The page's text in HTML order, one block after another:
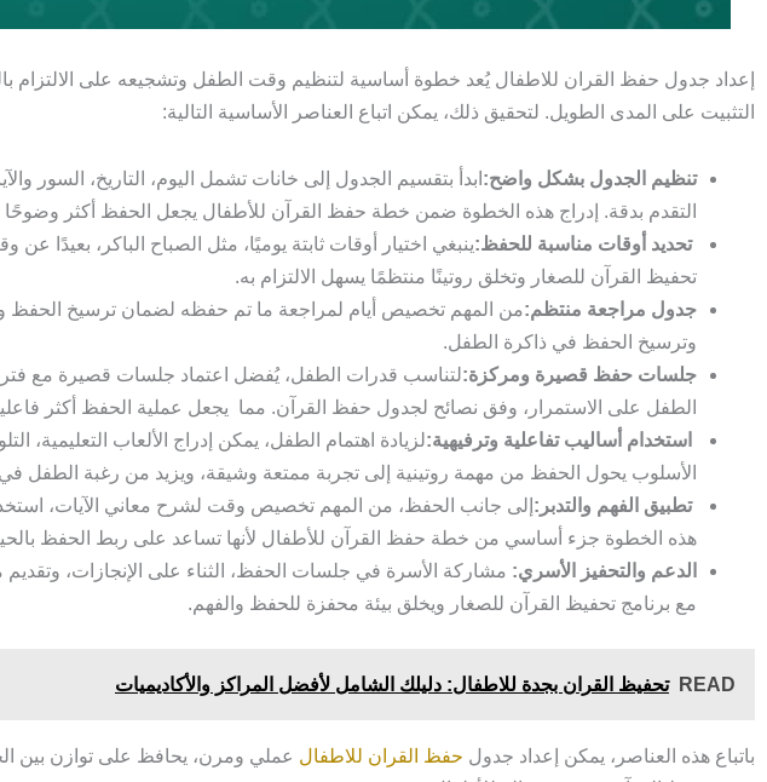
إعداد جدول حفظ القران للاطفال يُعد خطوة أساسية لتنظيم وقت الطفل وتشجيعه على الالتزام
التثبيت على المدى الطويل. لتحقيق ذلك، يمكن اتباع العناصر الأساسية التالية:
تنظيم الجدول بشكل واضح: ابدأ بتقسيم الجدول إلى خانات تشمل اليوم، التاريخ، السور
التقدم بدقة. إدراج هذه الخطوة ضمن خطة حفظ القرآن للأطفال يجعل الحفظ أكثر وضوحًا
تحديد أوقات مناسبة للحفظ:ينبغي اختيار أوقات ثابتة يوميًا، مثل الصباح الباكر،
تحفيظ القرآن للصغار وتخلق روتينًا منتظمًا يسهل الالتزام به.
جدول مراجعة منتظم:من المهم تخصيص أيام لمراجعة ما تم حفظه لضمان ترسيخ الحفظ
وترسيخ الحفظ في ذاكرة الطفل.
جلسات حفظ قصيرة ومركزة:لتناسب قدرات الطفل، يُفضل اعتماد جلسات قصيرة مع
الطفل على الاستمرار، وفق نصائح لجدول حفظ القرآن. مما يجعل عملية الحفظ أكثر
استخدام أساليب تفاعلية وترفيهية:لزيادة اهتمام الطفل، يمكن إدراج الألعاب
الأسلوب يحول الحفظ من مهمة روتينية إلى تجربة ممتعة وشيقة، ويزيد من رغبة الطفل في
تطبيق الفهم والتدبر: إلى جانب الحفظ، من المهم تخصيص وقت لشرح معاني الآيات،
هذه الخطوة جزء أساسي من خطة حفظ القرآن للأطفال لأنها تساعد على ربط الحفظ
الدعم والتحفيز الأسري: مشاركة الأسرة في جلسات الحفظ، الثناء على الإنجازات،
مع برنامج تحفيظ القرآن للصغار ويخلق بيئة محفزة للحفظ والفهم.
READ تحفيظ القران بجدة للاطفال: دليلك الشامل لأفضل المراكز والأكاديميات
باتباع هذه العناصر، يمكن إعداد جدول حفظ القران للاطفال عملي ومرن، يحافظ على توازن بين